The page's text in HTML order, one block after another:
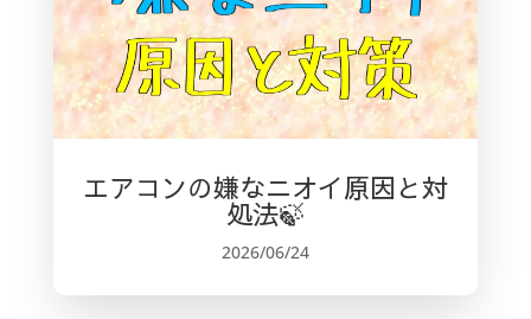
エアコンの嫌なニオイ原因と対
処法🍃
2026/06/24